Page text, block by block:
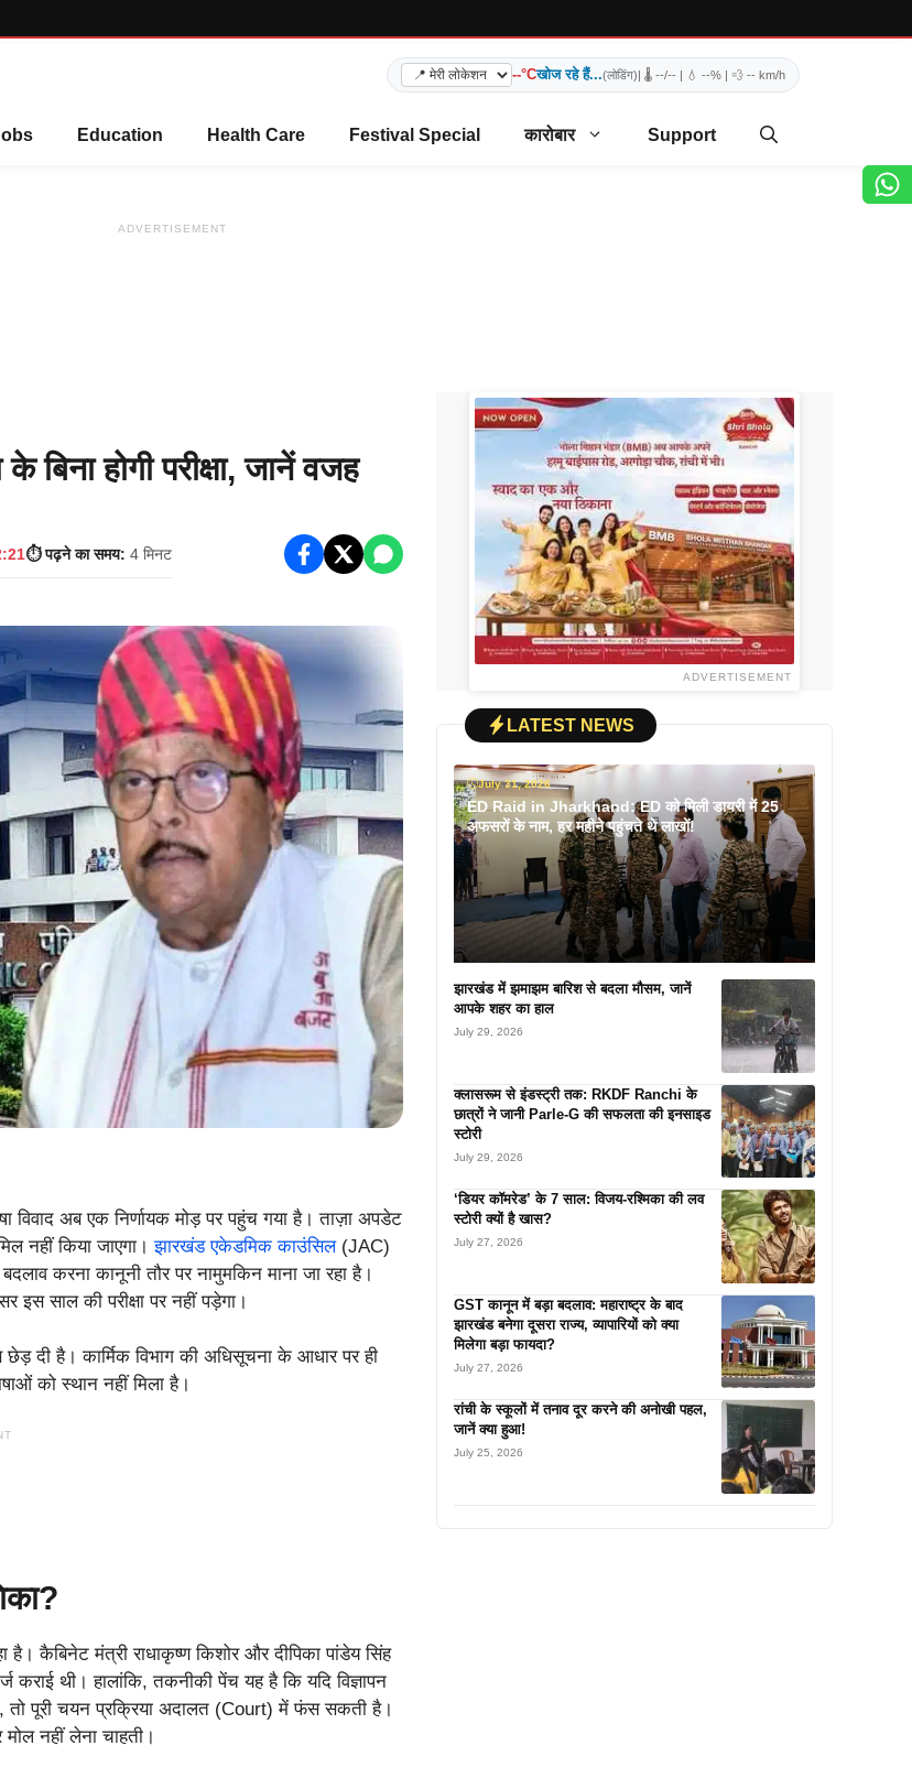
--°Cखोज रहे हैं...(लोडिंग)| 🌡️ --/-- | 💧 --% | 💨 -- km/h
Education Health Care Festival Special कारोबार Support
ADVERTISEMENT
होगी परीक्षा, जानें वजह
⏱️ पढ़ने का समय: 4 मिनट
विवाद अब एक निर्णायक मोड़ पर पहुंच गया है। ताज़ा अपडेट
नहीं किया जाएगा।झारखंड एकेडमिक काउंसिल(JAC)
करना कानूनी तौर पर नामुमकिन माना जा रहा है।
इस साल की परीक्षा पर नहीं पड़ेगा।
दी है। कार्मिक विभाग की अधिसूचना के आधार पर ही
को स्थान नहीं मिला है।
कैबिनेट मंत्री राधाकृष्ण किशोर और दीपिका पांडेय सिंह
थी। हालांकि, तकनीकी पेंच यह है कि यदि विज्ञापन
है, तो पूरी चयन प्रक्रिया अदालत (Court) में फंस सकती है।
नहीं लेना चाहती।
ADVERTISEMENT
LATEST NEWS
July 31, 2026
ED Raid in Jharkhand: ED को मिली डायरी में 25
अफसरों के नाम, हर महीने पहुंचते थे लाखों!
झारखंड में झमाझम बारिश से बदला मौसम, जानें
आपके शहर का हाल
July 29, 2026
क्लासरूम से इंडस्ट्री तक: RKDF Ranchi के
छात्रों ने जानी Parle-G की सफलता की इनसाइड
स्टोरी
July 29, 2026
‘डियर कॉमरेड’ के 7 साल: विजय-रश्मिका की लव
स्टोरी क्यों है खास?
July 27, 2026
GST कानून में बड़ा बदलाव: महाराष्ट्र के बाद
झारखंड बनेगा दूसरा राज्य, व्यापारियों को क्या
मिलेगा बड़ा फायदा?
July 27, 2026
रांची के स्कूलों में तनाव दूर करने की अनोखी पहल,
जानें क्या हुआ!
July 25, 2026